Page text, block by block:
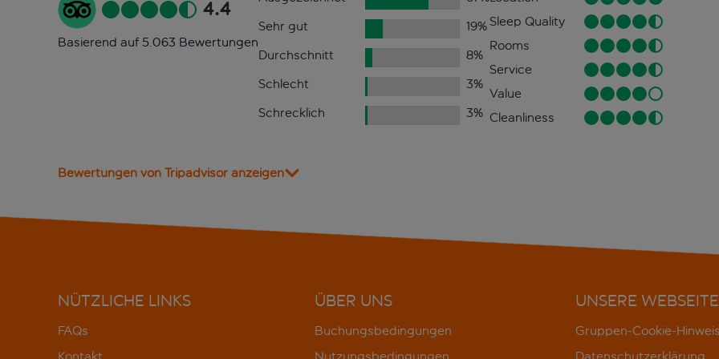
4.4
Basierend auf 5.063 Bewertungen
Sehr gut
19%
Durchschnitt
8%
Schlecht
3%
Schrecklich
3%
Sleep Quality
Rooms
Service
Value
Cleanliness
Bewertungen von Tripadvisor anzeigen
NÜTZLICHE LINKS
FAQs
ÜBER UNS
Buchungsbedingungen
UNSERE WEBSEITE
Gruppen-Cookie-